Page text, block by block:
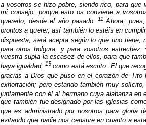
a vosotros se hizo pobre, siendo rico, para que
mi consejo; porque esto os conviene a
quererlo, desde el año pasado.
11 Ahora,
prontos a querer, así también lo estéis en
dispuesta, será acepta según lo que uno tiene,
para otros holgura, y para vosotros estrechez,
vuestra supla la escasez de ellos, para que
haya igualdad, 15 como está escrito: El que
gracias a Dios que puso en el corazón de
exhortación; pero estando también muy
juntamente con él al hermano cuya alabanza
que también fue designado por las iglesias
que es administrado por nosotros para gloria
evitando que nadie nos censure en cuanto a